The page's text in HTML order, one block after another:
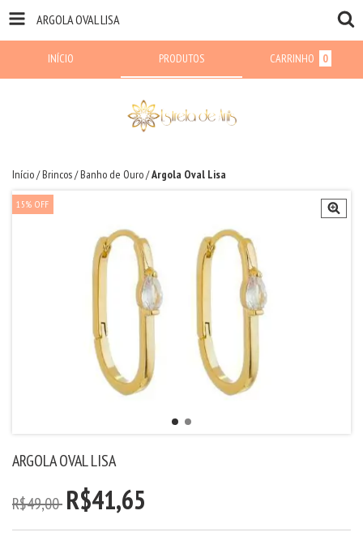
ARGOLA OVAL LISA
INÍCIO PRODUTOS CARRINHO 0
Início/ Brincos/ Banho de Ouro/Argola Oval Lisa
15% OFF
ARGOLA OVAL LISA
R$49,00 R$41,65